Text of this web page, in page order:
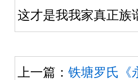
这才是我我家真正族
上一篇： 铁塘罗氏《